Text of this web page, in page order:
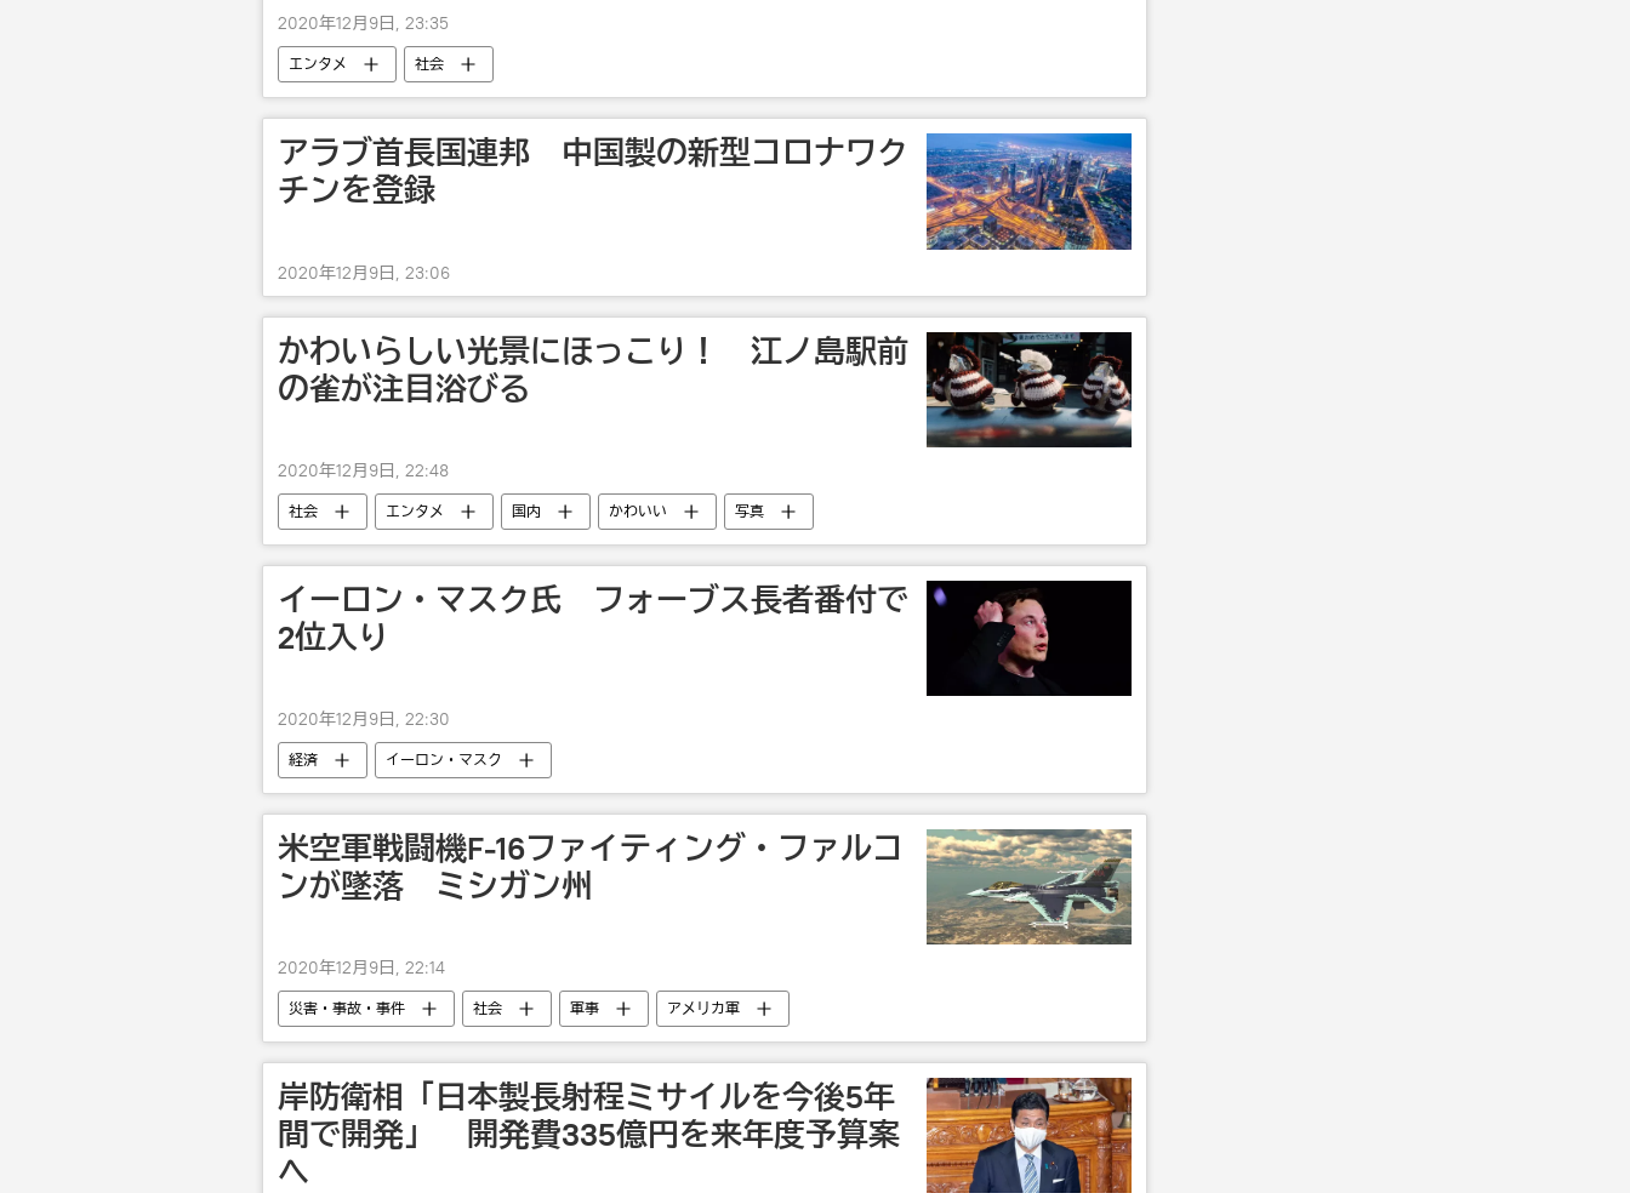
2020年12月9日, 23:35
エンタメ 社会
アラブ首長国連邦 中国製の新型コロナワク
チンを登録
2020年12月9日, 23:06
かわいらしい光景にほっこり！ 江ノ島駅前
の雀が注目浴びる
2020年12月9日, 22:48
社会 エンタメ 国内 かわいい 写真
イーロン・マスク氏 フォーブス長者番付で
2位入り
2020年12月9日, 22:30
経済 イーロン・マスク
米空軍戦闘機F-16ファイティング・ファルコ
ンが墜落 ミシガン州
2020年12月9日, 22:14
災害・事故・事件 社会 軍事 アメリカ軍
岸防衛相「日本製長射程ミサイルを今後5年
間で開発」 開発費335億円を来年度予算案
へ